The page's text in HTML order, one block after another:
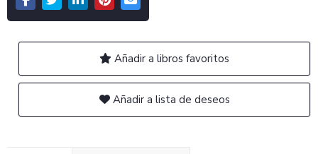
Añadir a libros favoritos
Añadir a lista de deseos